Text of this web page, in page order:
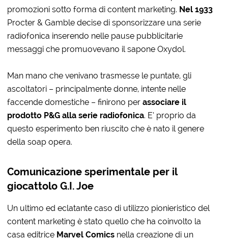
promozioni sotto forma di content marketing. Nel 1933
Procter & Gamble decise di sponsorizzare una serie
radiofonica inserendo nelle pause pubblicitarie
messaggi che promuovevano il sapone Oxydol.
Man mano che venivano trasmesse le puntate, gli
ascoltatori – principalmente donne, intente nelle
faccende domestiche – finirono perassociare il
prodotto P&G alla serie radiofonica. E’ proprio da
questo esperimento ben riuscito che è nato il genere
della soap opera.
Comunicazione sperimentale per il
giocattolo G.I. Joe
Un ultimo ed eclatante caso di utilizzo pionieristico del
content marketing è stato quello che ha coinvolto la
casa editrice Marvel Comics nella creazione di un